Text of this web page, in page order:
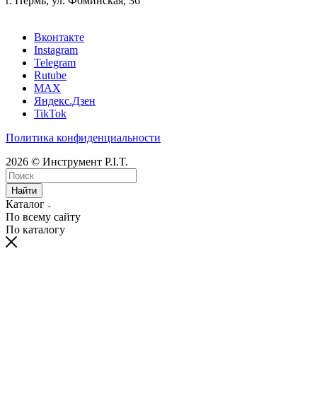
Вконтакте
Instagram
Telegram
Rutube
MAX
Яндекс.Дзен
TikTok
Политика конфиденциальности
2026 © Инструмент P.I.T.
Найти
Каталог
По всему сайту
По каталогу